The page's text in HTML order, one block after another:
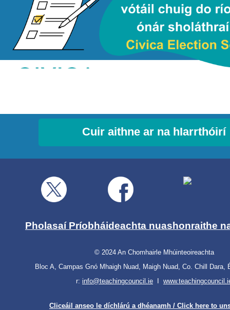
Cuir aithne ar na hIarrthóirí
Pholasaí Príobháideachta nuashonraithe
© 2024 An Chomhairle Mhúinteoireachta
Bloc A, Campas Gnó Mhaigh Nuad, Maigh Nuad, Co. Chill Dara,
r: info@teachingcouncil.ie
Cliceáil anseo le díchlárú a dhéanamh / Click here to